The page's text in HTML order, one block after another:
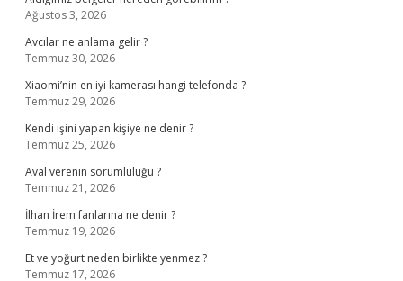
Ağustos 3, 2026
Avcılar ne anlama gelir ?
Temmuz 30, 2026
Xiaomi’nin en iyi kamerası hangi telefonda ?
Temmuz 29, 2026
Kendi işini yapan kişiye ne denir ?
Temmuz 25, 2026
Aval verenin sorumluluğu ?
Temmuz 21, 2026
İlhan İrem fanlarına ne denir ?
Temmuz 19, 2026
Et ve yoğurt neden birlikte yenmez ?
Temmuz 17, 2026